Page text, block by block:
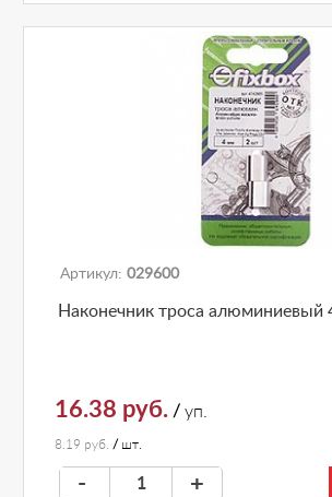
Артикул: 029600
Наконечник троса алюминиевый
16.38 руб. / уп.
8.19 руб. / шт.
- +